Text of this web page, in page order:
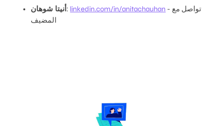
أنيتا شوهان : linkedin.com/in/anitachauhan - تواصل مع
المضيف